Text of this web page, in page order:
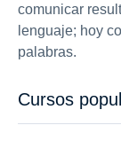
comunicar
lenguaje; hoy
palabras.
Cursos